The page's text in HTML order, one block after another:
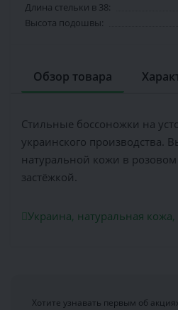
Длина стельки в 38:
Высота подошвы:
Обзор товара
Стильные боссоножки на
украинского производства.
натуральной кожи в розовом
застёжкой.
Украина, натуральная кожа,
Хотите узнавать первым об